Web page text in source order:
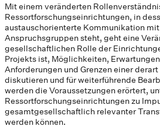
Mit einem veränderten
Ressortforschungseinrichtungen, in
austauschorienterte Kommunikation
Anspruchsgruppen steht, geht eine
gesellschaftlichen Rolle der
Projekts ist, Möglichkeiten,
Anforderungen und Grenzen einer
diskutieren und für weiterführende
werden die Voraussetzungen erörtert,
Ressortforschungseinrichtungen zu
gesamtgesellschaftlich relevanter
werden können.